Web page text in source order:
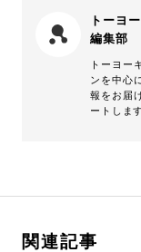
トーヨ
編集部
トーヨー
ンを中心
報をお届
ートしま
関連記事